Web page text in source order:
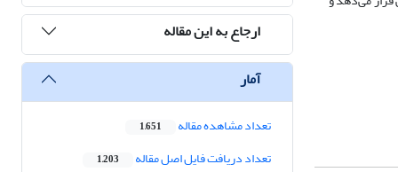
ارجاع به این مقاله
آمار
تعداد مشاهده مقاله 1,651
تعداد دریافت فایل اصل مقاله 1,203